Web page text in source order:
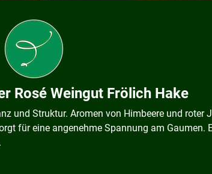
Rosé Weingut Frölich Hake
und Struktur. Aromen von Himbeere und
für eine angenehme Spannung am